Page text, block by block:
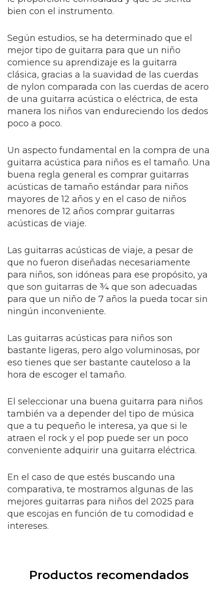
bien con el instrumento.
Según estudios, se ha determinado que el
mejor tipo de guitarra para que un niño
comience su aprendizaje es la guitarra
clásica, gracias a la suavidad de las cuerdas
de nylon comparada con las cuerdas de acero
de una guitarra acústica o eléctrica, de esta
manera los niños van endureciendo los dedos
poco a poco.
Un aspecto fundamental en la compra de una
guitarra acústica para niños es el tamaño. Una
buena regla general es comprar guitarras
acústicas de tamaño estándar para niños
mayores de 12 años y en el caso de niños
menores de 12 años comprar guitarras
acústicas de viaje.
Las guitarras acústicas de viaje, a pesar de
que no fueron diseñadas necesariamente
para niños, son idóneas para ese propósito, ya
que son guitarras de ¾ que son adecuadas
para que un niño de 7 años la pueda tocar sin
ningún inconveniente.
Las guitarras acústicas para niños son
bastante ligeras, pero algo voluminosas, por
eso tienes que ser bastante cauteloso a la
hora de escoger el tamaño.
El seleccionar una buena guitarra para niños
también va a depender del tipo de música
que a tu pequeño le interesa, ya que si le
atraen el rock y el pop puede ser un poco
conveniente adquirir una guitarra eléctrica.
En el caso de que estés buscando una
comparativa, te mostramos algunas de las
mejores guitarras para niños del 2025 para
que escojas en función de tu comodidad e
intereses.
Productos recomendados